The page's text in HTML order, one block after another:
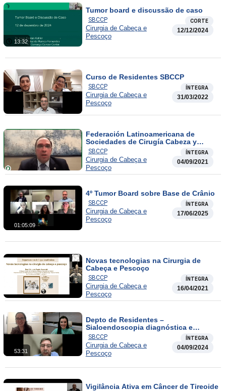
13:32
Tumor board e discussão de caso
SBCCP CORTE
Cirurgia de Cabeça e
Pescoço
12/12/2024
Curso de Residentes SBCCP
SBCCP ÍNTEGRA
Cirurgia de Cabeça e
Pescoço
31/03/2022
Federación Latinoamericana de
Sociedades de Cirugía Cabeza y
Cuello 2021
SBCCP ÍNTEGRA
Cirurgia de Cabeça e
Pescoço
04/09/2021
01:05:09
4º Tumor Board sobre Base de Crânio
SBCCP ÍNTEGRA
Cirurgia de Cabeça e
Pescoço
17/06/2025
Novas tecnologias na Cirurgia de
Cabeça e Pescoço
SBCCP ÍNTEGRA
Cirurgia de Cabeça e
Pescoço
16/04/2021
53:31
Depto de Residentes –
Sialoendoscopia diagnóstica e
terapêutica. Quando fazer?
SBCCP ÍNTEGRA
Cirurgia de Cabeça e
Pescoço
04/09/2024
Vigilância Ativa em Câncer de Tireoide